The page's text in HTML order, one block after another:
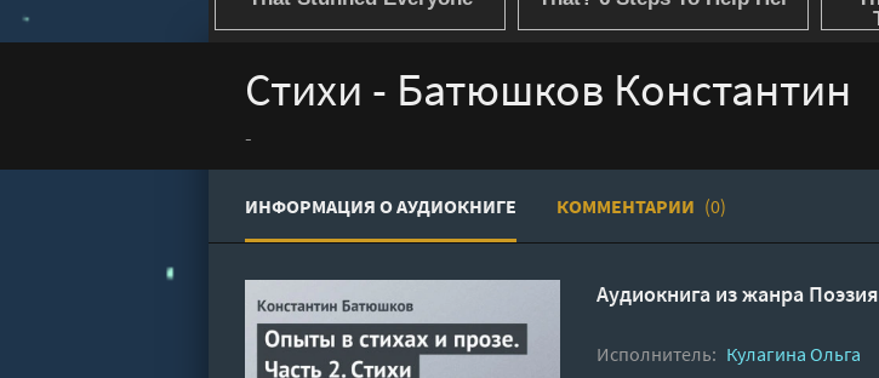
Стихи - Батюшков Константин
-
ИНФОРМАЦИЯ О АУДИОКНИГЕ КОММЕНТАРИИ (0)
Аудиокнига из жанра Поэзия
Исполнитель: Кулагина Ольга